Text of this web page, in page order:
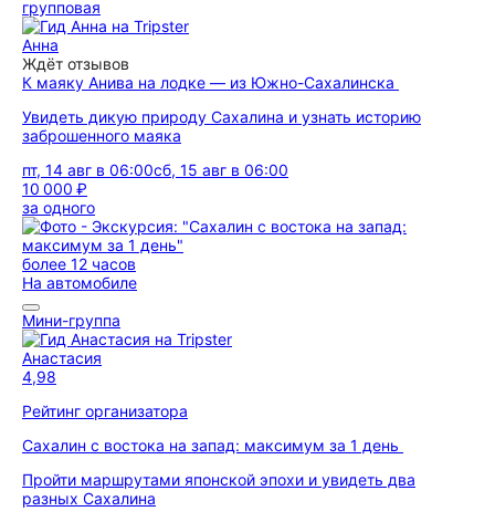
групповая
Анна
Ждёт отзывов
К маяку Анива на лодке — из Южно-Сахалинска
Увидеть дикую природу Сахалина и узнать историю
заброшенного маяка
пт, 14 авг в 06:00сб, 15 авг в 06:00
10 000 ₽
за одного
более 12 часов
На автомобиле
Мини-группа
Анастасия
4,98
Рейтинг организатора
Сахалин с востока на запад: максимум за 1 день
Пройти маршрутами японской эпохи и увидеть два
разных Сахалина